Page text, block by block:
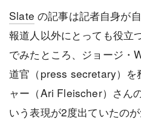
Slate の記事は記者自身が
報道人以外にとっても役立
でみたところ、ジョージ・
道官（press secretary）を
ャー（Ari Fleischer）さん
いう表現が2度出ていたのが